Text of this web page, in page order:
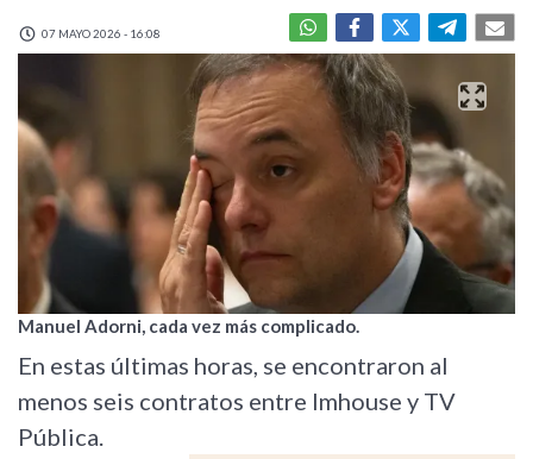
07 MAYO 2026 - 16:08
Manuel Adorni, cada vez más complicado.
En estas últimas horas, se encontraron al
menos seis contratos entre Imhouse y TV
Pública.